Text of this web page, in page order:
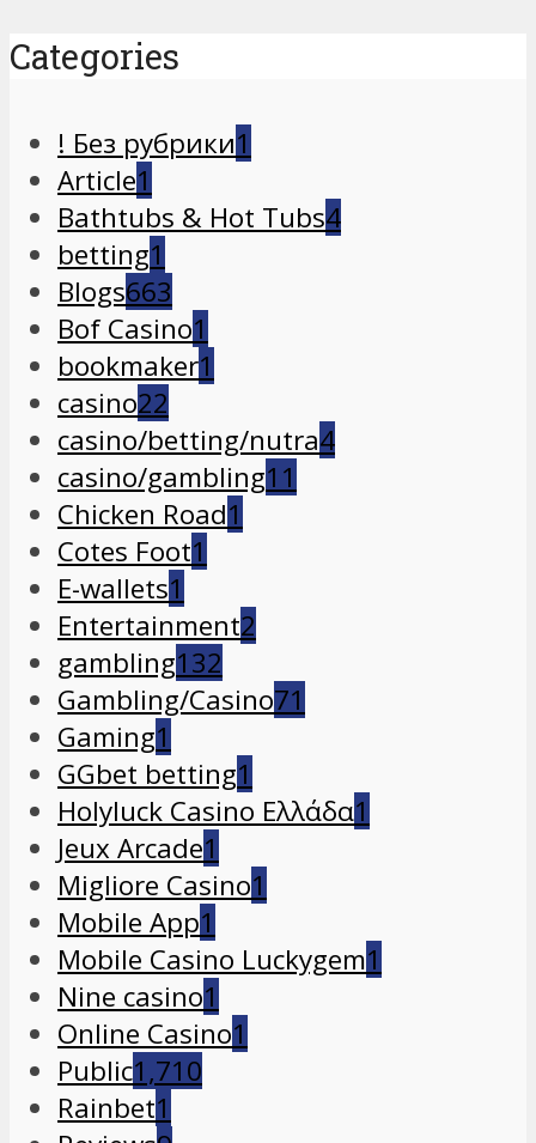
Categories
! Без рубрики1
Article1
Bathtubs & Hot Tubs4
betting1
Blogs663
Bof Casino1
bookmaker1
casino22
casino/betting/nutra4
casino/gambling11
Chicken Road1
Cotes Foot1
E-wallets1
Entertainment2
gambling132
Gambling/Casino71
Gaming1
GGbet betting1
Holyluck Casino Ελλάδα1
Jeux Arcade1
Migliore Casino1
Mobile App1
Mobile Casino Luckygem1
Nine casino1
Online Casino1
Public1,710
Rainbet1